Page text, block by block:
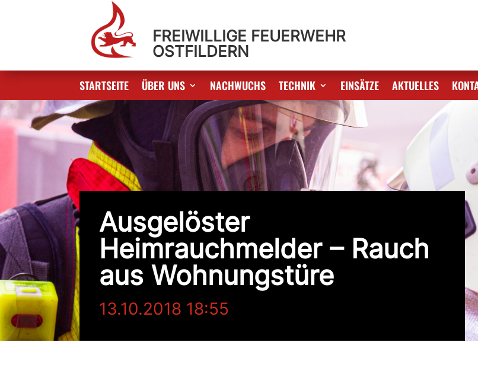
FREIWILLIGE FEUERWEHR
OSTFILDERN
STARTSEITE ÜBER UNS NACHWUCHS TECHNIK EINSÄTZE AKTUELLES
Ausgelöster
Heimrauchmelder – Rauch
aus Wohnungstüre
13.10.2018 18:55